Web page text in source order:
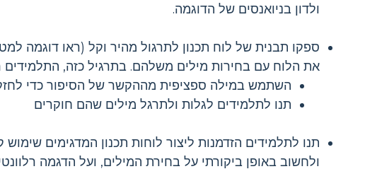
ולדון בניואנסים של הדוגמה.
ספקו תבנית של לוח תכנון לתרגול מהיר וקל (ראו דוגמה
את הלוח עם בחירות מילים משלהם. בתרגיל כזה, התלמידים
השתמש במילה ספציפית מההקשר של הסיפור כדי
תנו לתלמידים לגלות ולתרגל מילים שהם חוקרים
תנו לתלמידים הזדמנות ליצור לוחות תכנון המדגימים
ולחשוב באופן ביקורתי על בחירת המילים, ועל הדגמה